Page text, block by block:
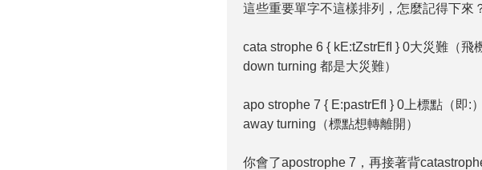
這些重要單字不這樣排列，怎麼記得下來
cata strophe 6 { kE:tZstrEfI } 0大災難（飛
down turning 都是大災難）
apo strophe 7 { E:pastrEfI } 0上標點（即:）
away turning（標點想轉離開）
你會了apostrophe 7，再接著背